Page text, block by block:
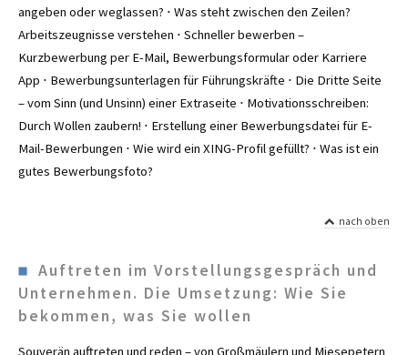
angeben oder weglassen? ⋅ Was steht zwischen den Zeilen?
Arbeitszeugnisse verstehen ⋅ Schneller bewerben –
Kurzbewerbung per E-Mail, Bewerbungsformular oder Karriere
App ⋅ Bewerbungsunterlagen für Führungskräfte ⋅ Die Dritte Seite
– vom Sinn (und Unsinn) einer Extraseite ⋅ Motivationsschreiben:
Durch Wollen zaubern! ⋅ Erstellung einer Bewerbungsdatei für E-
Mail-Bewerbungen ⋅ Wie wird ein XING-Profil gefüllt? ⋅ Was ist ein
gutes Bewerbungsfoto?
nach oben
Auftreten im Vorstellungs­gespräch und
Unternehmen. Die Umsetzung: Wie Sie
bekommen, was Sie wollen
Souverän auftreten und reden – von Großmäulern und Miesepetern